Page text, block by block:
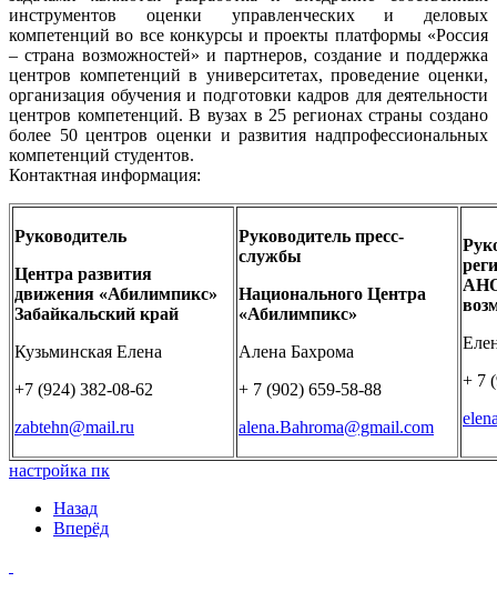
инструментов оценки управленческих и деловых
компетенций во все конкурсы и проекты платформы «Россия
– страна возможностей» и партнеров, создание и поддержка
центров компетенций в университетах, проведение оценки,
организация обучения и подготовки кадров для деятельности
центров компетенций. В вузах в 25 регионах страны создано
более 50 центров оценки и развития надпрофессиональных
компетенций студентов.
Контактная информация:
Руководитель
Центра развития
движения «Абилимпикс»
Забайкальский край
Кузьминская Елена
+7 (924) 382-08-62
zabtehn@mail.ru
Руководитель пресс-
службы
Национального Центра
«Абилимпикс»
Алена Бахрома
+ 7 (902) 659-58-88
alena.Bahroma@gmail.com
АНО
+ 7
настройка пк
Назад
Вперёд